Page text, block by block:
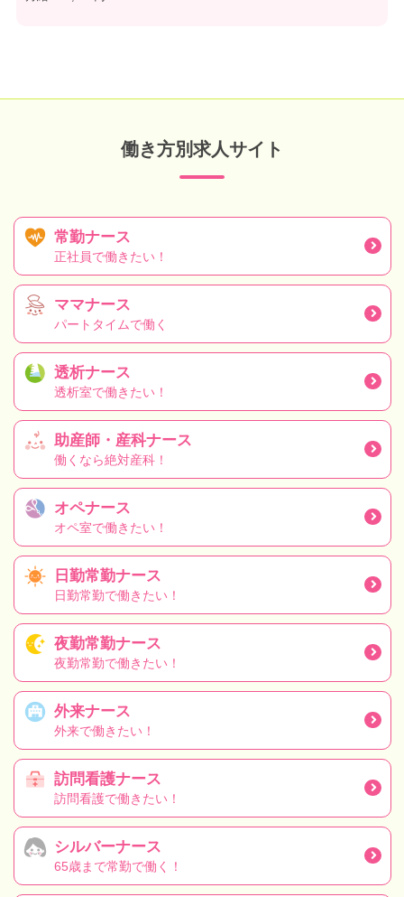
働き方別求人サイト
常勤ナース
正社員で働きたい！
ママナース
パートタイムで働く
透析ナース
透析室で働きたい！
助産師・産科ナース
働くなら絶対産科！
オペナース
オペ室で働きたい！
日勤常勤ナース
日勤常勤で働きたい！
夜勤常勤ナース
夜勤常勤で働きたい！
外来ナース
外来で働きたい！
訪問看護ナース
訪問看護で働きたい！
シルバーナース
65歳まで常勤で働く！